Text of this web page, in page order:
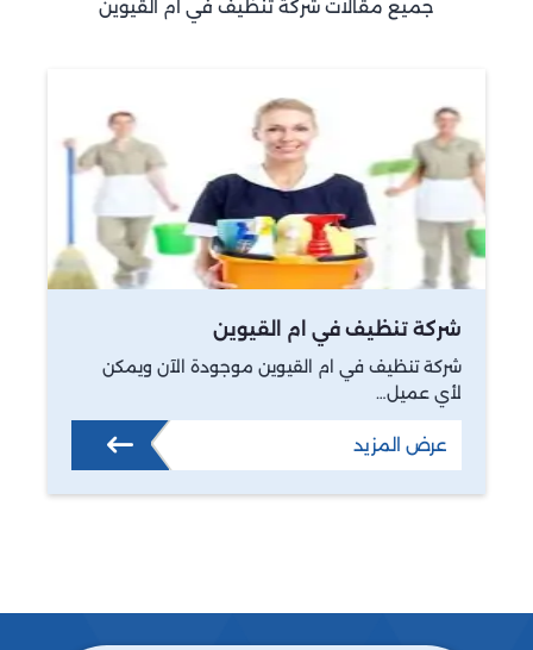
جميع مقالات شركة تنظيف في ام القيوين
شركة تنظيف في ام القيوين
شركة تنظيف في ام القيوين موجودة الآن ويمكن
لأي عميل…
عرض المزيد